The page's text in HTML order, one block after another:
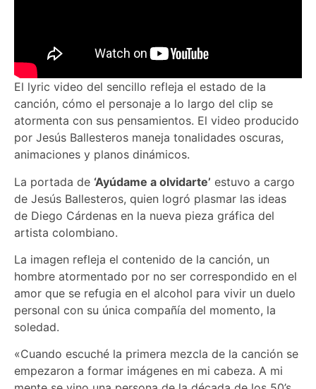
El lyric video del sencillo refleja el estado de la
canción, cómo el personaje a lo largo del clip se
atormenta con sus pensamientos. El video producido
por Jesús Ballesteros maneja tonalidades oscuras,
animaciones y planos dinámicos.
La portada de ‘Ayúdame a olvidarte’ estuvo a cargo
de Jesús Ballesteros, quien logró plasmar las ideas
de Diego Cárdenas en la nueva pieza gráfica del
artista colombiano.
La imagen refleja el contenido de la canción, un
hombre atormentado por no ser correspondido en el
amor que se refugia en el alcohol para vivir un duelo
personal con su única compañía del momento, la
soledad.
«Cuando escuché la primera mezcla de la canción se
empezaron a formar imágenes en mi cabeza. A mi